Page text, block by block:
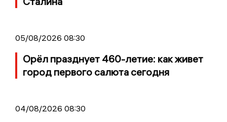
05/08/2026 08:30
Орёл празднует 460-летие: как живет
город первого салюта сегодня
04/08/2026 08:30